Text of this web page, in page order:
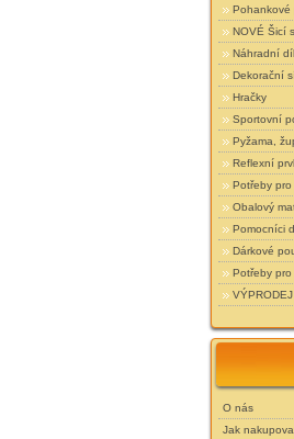
Pohankové
NOVÉ Šicí
Náhradní
Dekorační
Hračky
Sportovní
Pyžama,
Reflexní
Potřeby
Obalový
Pomocníci
Dárkové
Potřeby
VÝPRODEJ
O nás
Jak